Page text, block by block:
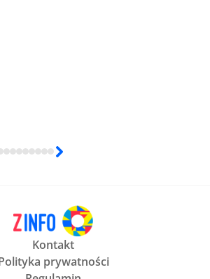
Kontakt
prywatności